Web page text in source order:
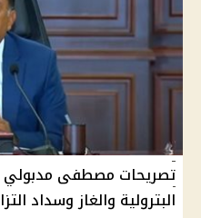
تصريحات مصطفى مدبولي
البترولية والغاز وسداد